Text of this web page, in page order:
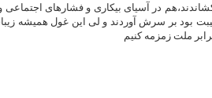
در آسیای بیکاری و فشارهای
بود بر سرش آوردند و لی این غول همیشه
ملت زمزمه کنیم